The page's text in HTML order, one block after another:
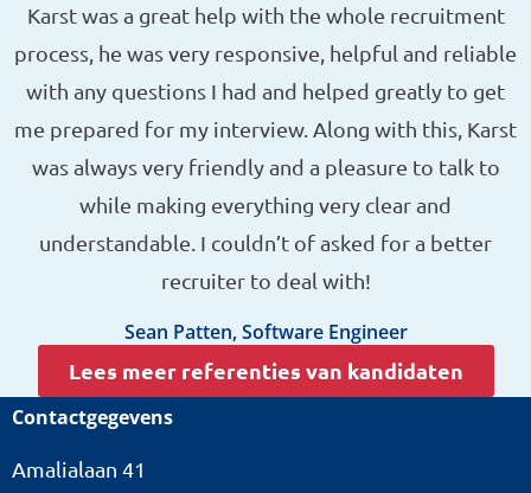
Karst was a great help with the whole recruitment
process, he was very responsive, helpful and reliable
with any questions I had and helped greatly to get
me prepared for my interview. Along with this, Karst
was always very friendly and a pleasure to talk to
while making everything very clear and
understandable. I couldn’t of asked for a better
recruiter to deal with!
Sean Patten, Software Engineer
Lees meer referenties van kandidaten
Contactgegevens
Amalialaan 41